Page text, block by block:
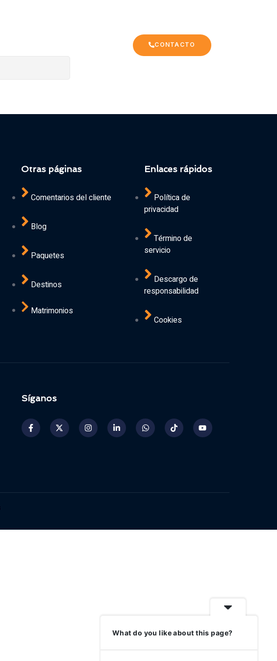
CONTACTO
Otras páginas
Comentarios del cliente
Blog
Paquetes
Destinos
Matrimonios
Enlaces rápidos
Política de
privacidad
Término de
servicio
Descargo de
responsabilidad
Cookies
Síganos
What do you like about this page?